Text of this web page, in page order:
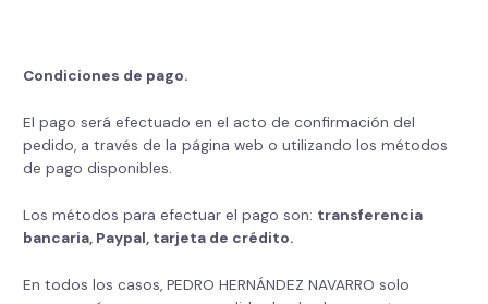
Condiciones de pago.
El pago será efectuado en el acto de confirmación del
pedido, a través de la página web o utilizando los métodos
de pago disponibles.
Los métodos para efectuar el pago son: transferencia
bancaria, Paypal, tarjeta de crédito.
En todos los casos, PEDRO HERNÁNDEZ NAVARRO solo